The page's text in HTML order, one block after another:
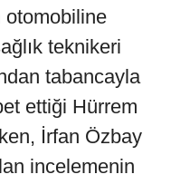
otomobiline
teknikeri
tabancayla
ettiği Hürrem
İrfan Özbay
incelemenin